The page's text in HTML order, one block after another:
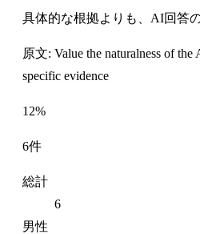
具体的な根拠よりも、AI回答
原文: Value the naturalness of the
specific evidence
12%
6件
総計
6
男性